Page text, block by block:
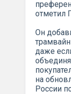
отметил
Он
даже
на
России